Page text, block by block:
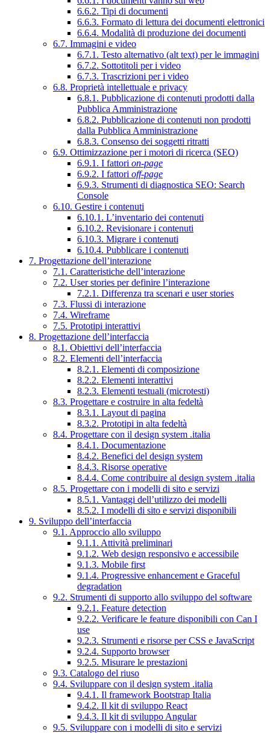
6.6.2. Tipi di documenti
6.6.3. Formato di lettura dei documenti elettronici
6.6.4. Modalità di produzione dei documenti
6.7. Immagini e video
6.7.1. Testo alternativo (alt text) per le immagini
6.7.2. Sottotitoli per i video
6.7.3. Trascrizioni per i video
6.8. Proprietà intellettuale e privacy
6.8.1. Pubblicazione di contenuti prodotti dalla
Pubblica Amministrazione
6.8.2. Pubblicazione di contenuti non prodotti
dalla Pubblica Amministrazione
6.8.3. Consenso dei soggetti ritratti
6.9. Ottimizzazione per i motori di ricerca (SEO)
6.9.1. I fattori on-page
6.9.2. I fattori off-page
6.9.3. Strumenti di diagnostica SEO: Search
Console
6.10. Gestire i contenuti
6.10.1. L’inventario dei contenuti
6.10.2. Revisionare i contenuti
6.10.3. Migrare i contenuti
6.10.4. Pubblicare i contenuti
7. Progettazione dell’interazione
7.1. Caratteristiche dell’interazione
7.2. User stories per definire l’interazione
7.2.1. Differenza tra scenari e user stories
7.3. Flussi di interazione
7.4. Wireframe
7.5. Prototipi interattivi
8. Progettazione dell’interfaccia
8.1. Obiettivi dell’interfaccia
8.2. Elementi dell’interfaccia
8.2.1. Elementi di composizione
8.2.2. Elementi interattivi
8.2.3. Elementi testuali (microtesti)
8.3. Progettare e costruire in alta fedeltà
8.3.1. Layout di pagina
8.3.2. Prototipi in alta fedeltà
8.4. Progettare con il design system .italia
8.4.1. Documentazione
8.4.2. Benefici del design system
8.4.3. Risorse operative
8.4.4. Come contribuire al design system .italia
8.5. Progettare con i modelli di sito e servizi
8.5.1. Vantaggi dell’utilizzo dei modelli
8.5.2. I modelli di sito e servizi disponibili
9. Sviluppo dell’interfaccia
9.1. Approccio allo sviluppo
9.1.1. Attività preliminari
9.1.2. Web design responsivo e accessibile
9.1.3. Mobile first
9.1.4. Progressive enhancement e Graceful
degradation
9.2. Strumenti di supporto allo sviluppo del software
9.2.1. Feature detection
9.2.2. Verificare le feature disponibili con Can I
use
9.2.3. Strumenti e risorse per CSS e JavaScript
9.2.4. Supporto browser
9.2.5. Misurare le prestazioni
9.3. Catalogo del riuso
9.4. Sviluppare con il design system .italia
9.4.1. Il framework Bootstrap Italia
9.4.2. Il kit di sviluppo React
9.4.3. Il kit di sviluppo Angular
9.5. Sviluppare con i modelli di sito e servizi